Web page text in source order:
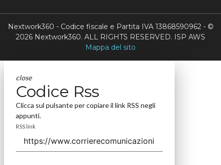
Nextwork360 - Codice fiscale e Partita IVA 13868590962 - ©
2026 Nextwork360. ALL RIGHTS RESERVED. ISP AWS
Mappa del sito
close
Codice Rss
Clicca sul pulsante per copiare il link RSS negli
appunti.
RSS link